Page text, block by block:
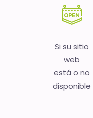
Si su sitio
web
está o no
disponible